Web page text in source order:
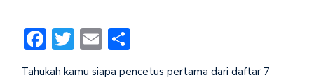
Facebook
Twitter
Email
Tahukah kamu siapa pencetus pertama dari daftar 7